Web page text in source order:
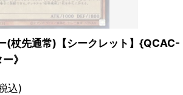
(杖先通常)【シークレット】{QCAC-
》
込)